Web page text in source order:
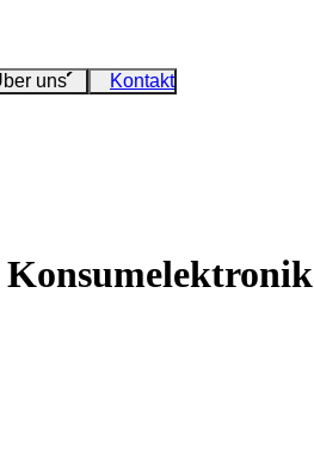
uns Kontakt
Konsumelektronik